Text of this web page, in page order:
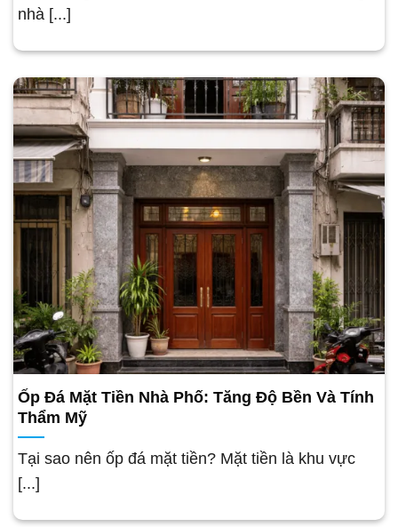
nhà [...]
Ốp Đá Mặt Tiền Nhà Phố: Tăng Độ Bền Và Tính
Thẩm Mỹ
Tại sao nên ốp đá mặt tiền? Mặt tiền là khu vực
[...]